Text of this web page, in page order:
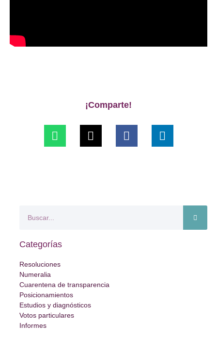
¡Comparte!
Categorías
Resoluciones
Numeralia
Cuarentena de transparencia
Posicionamientos
Estudios y diagnósticos
Votos particulares
Informes